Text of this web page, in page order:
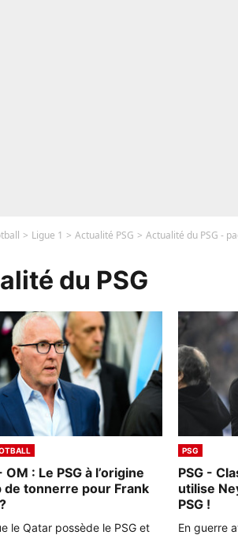
Ligue 1 Actualité PSG Actualité du PSG -
du PSG
: Le PSG à l’origine
de tonnerre pour Frank
le Qatar possède le PSG et
PSG
PSG -
utilise
PSG !
En guerre